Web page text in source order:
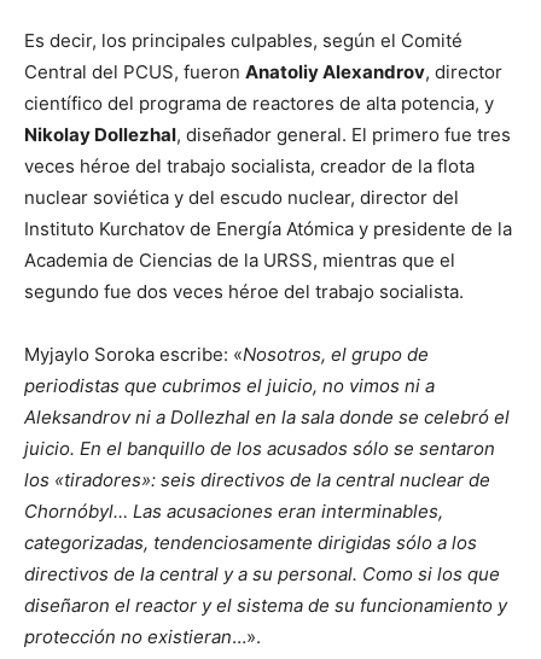
Es decir, los principales culpables, según el Comité
Central del PCUS, fueron Anatoliy Alexandrov, director
científico del programa de reactores de alta potencia, y
Nikolay Dollezhal, diseñador general. El primero fue tres
veces héroe del trabajo socialista, creador de la flota
nuclear soviética y del escudo nuclear, director del
Instituto Kurchatov de Energía Atómica y presidente de la
Academia de Ciencias de la URSS, mientras que el
segundo fue dos veces héroe del trabajo socialista.
Myjaylo Soroka escribe: «Nosotros, el grupo de
periodistas que cubrimos el juicio, no vimos ni a
Aleksandrov ni a Dollezhal en la sala donde se celebró el
juicio. En el banquillo de los acusados sólo se sentaron
los «tiradores»: seis directivos de la central nuclear de
Chornóbyl… Las acusaciones eran interminables,
categorizadas, tendenciosamente dirigidas sólo a los
directivos de la central y a su personal. Como si los que
diseñaron el reactor y el sistema de su funcionamiento y
protección no existieran…».